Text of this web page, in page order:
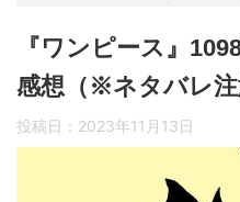
『ワンピース』
感想（※ネタバレ注
投稿日： 2023年11月13日